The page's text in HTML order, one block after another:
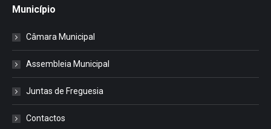
Município
Câmara Municipal
Assembleia Municipal
Juntas de Freguesia
Contactos